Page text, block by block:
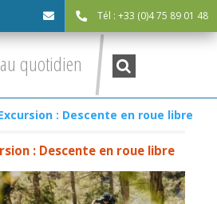
Tél : +33 (0)4 75 89 01 48
quotidien Recherche
:
: Descente en roue libre
: Descente en roue libre